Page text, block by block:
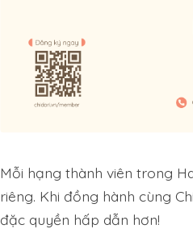
Mỗi hạng thành viên trong
riêng. Khi đồng hành cùng
đặc quyền hấp dẫn hơn!